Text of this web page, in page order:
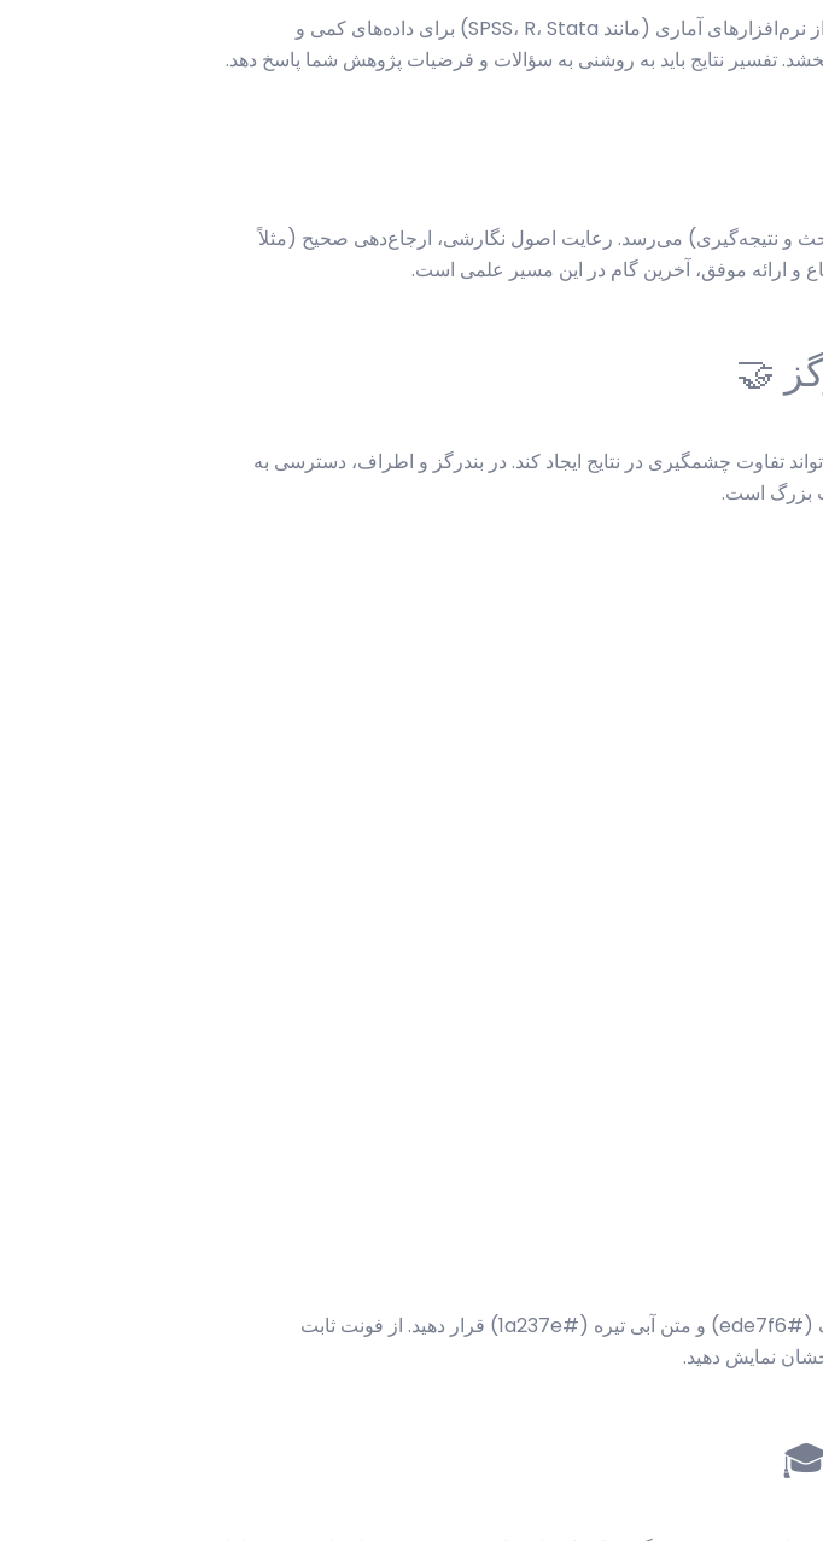
داده‌های جمع‌آوری شده، به خودی خود ارزشی ندارند مگر اینکه به درستی تحلیل و تفسیر شوند. استفاده از نرم‌افزارهای آماری (مانند SPSS، R، Stata) برای داده‌های کمی و
و نتیجه‌گیری) می‌رسد. رعایت اصول نگارشی، ارجاع‌دهی صحیح (مثلاً
🤝
تفاوت چشمگیری در نتایج ایجاد کند. در بندرگز و اطراف، دسترسی به
بزرگ است.
**راهنمای اعمال استایل برای اینفوگرافیک:** این بخش را در یک بلوک جداگانه با پس‌زمینه بنفش کم‌رنگ (#ede7f6) و متن آبی تیره (#1a237e) قرار دهید. از فونت ثابت